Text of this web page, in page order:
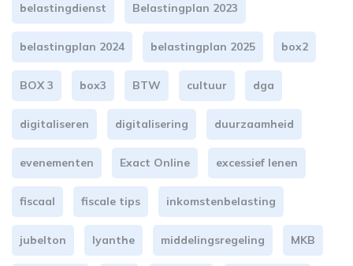
belastingdienst Belastingplan 2023
belastingplan 2024 belastingplan 2025 box2
BOX 3 box3 BTW cultuur dga
digitaliseren digitalisering duurzaamheid
evenementen Exact Online excessief lenen
fiscaal fiscale tips inkomstenbelasting
jubelton lyanthe middelingsregeling MKB